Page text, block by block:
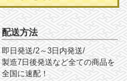
配送方法
即日発送/2～3日内発送/
製造7日後発送など全ての商品を
全国に速配！